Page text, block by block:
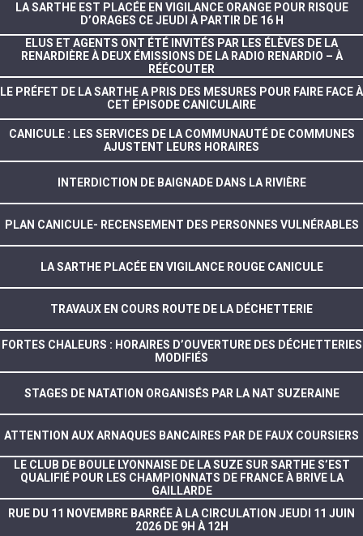
LA SARTHE EST PLACÉE EN VIGILANCE ORANGE POUR RISQUE
D’ORAGES CE JEUDI À PARTIR DE 16 H
ELUS ET AGENTS ONT ÉTÉ INVITÉS PAR LES ÉLÈVES DE LA
RENARDIÈRE À DEUX ÉMISSIONS DE LA RADIO RENARDIO – À
RÉÉCOUTER
LE PRÉFET DE LA SARTHE A PRIS DES MESURES POUR FAIRE FACE À
CET ÉPISODE CANICULAIRE
CANICULE : LES SERVICES DE LA COMMUNAUTÉ DE COMMUNES
AJUSTENT LEURS HORAIRES
INTERDICTION DE BAIGNADE DANS LA RIVIÈRE
PLAN CANICULE- RECENSEMENT DES PERSONNES VULNÉRABLES
LA SARTHE PLACÉE EN VIGILANCE ROUGE CANICULE
TRAVAUX EN COURS ROUTE DE LA DÉCHETTERIE
FORTES CHALEURS : HORAIRES D’OUVERTURE DES DÉCHETTERIES
MODIFIÉS
STAGES DE NATATION ORGANISÉS PAR LA NAT SUZERAINE
ATTENTION AUX ARNAQUES BANCAIRES PAR DE FAUX COURSIERS
LE CLUB DE BOULE LYONNAISE DE LA SUZE SUR SARTHE S’EST
QUALIFIÉ POUR LES CHAMPIONNATS DE FRANCE À BRIVE LA
GAILLARDE
RUE DU 11 NOVEMBRE BARRÉE À LA CIRCULATION JEUDI 11 JUIN
2026 DE 9H À 12H